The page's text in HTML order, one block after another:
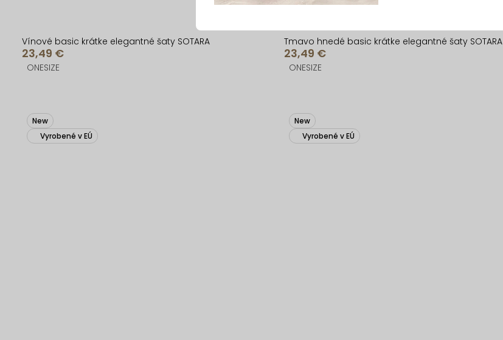
Vínové basic krátke elegantné šaty SOTARA
23,49 €
ONESIZE
Tmavo hnedé basic krátke elegantné šaty SOTARA
23,49 €
ONESIZE
New
Vyrobené v EÚ
New
Vyrobené v EÚ